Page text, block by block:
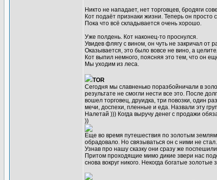
Никто не нападает, нет торговцев, бродяги
Кот подаёт признаки жизни. Теперь он просто
Пока что всё складывается очень хорошо.
Уже полдень. Кот наконец-то проснулся.
Увидев флягу с вином, он чуть не закричал от
Оказывается, это было вовсе не вино, а
Кот выпил немного, поясняя это тем, что он
Мы уходим из леса.
TOR
Сегодня мы славненько поразбойничали в
результате не смогли нести все это. После
вошел торговец, друидка, три повозки, один
мечи, доспехи, пленные и еда. Назвали эту
Налетай ))) Когда выручу денег с продажи
))
Еще во время путешествия по золотым
обрадовало. Но связываться он с ними не
Узнав про нашу сказку они сразу же
Притом проходящие мимо дикие звери нас
снова вокруг никого. Некогда богатые